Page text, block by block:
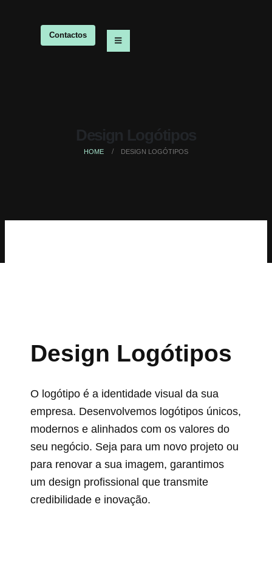
Contactos
Design Logótipos
HOME DESIGN LOGÓTIPOS
Design Logótipos
O logótipo é a identidade visual da sua
empresa. Desenvolvemos logótipos únicos,
modernos e alinhados com os valores do
seu negócio. Seja para um novo projeto ou
para renovar a sua imagem, garantimos
um design profissional que transmite
credibilidade e inovação.